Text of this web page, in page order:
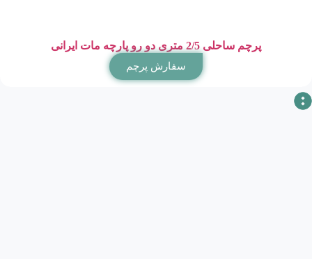
پرچم ساحلی 2/5 متری دو رو پارچه مات ایرانی
سفارش پرچم